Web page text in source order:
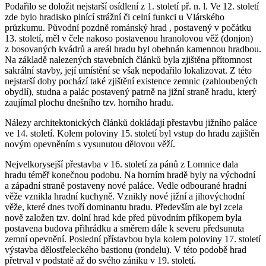
Podařilo se doložit nejstarší osídlení z 1. století př. n. l. Ve 12. století
zde bylo hradisko plnící strážní či celní funkci u Vlárského
průzkumu. Původní pozdně románský hrad , postavený v počátku
13. století, měl v čele nakoso postavenou hranolovou věž (donjon)
z bosovaných kvádrů a areál hradu byl obehnán kamennou hradbou.
Na základě nalezených stavebních článků byla zjištěna přítomnost
sakrální stavby, její umístění se však nepodařilo lokalizovat. Z této
nejstarší doby pochází také zjištění existence zemnic (zahloubených
obydlí), studna a palác postavený patrně na jižní straně hradu, který
zaujímal plochu dnešního tzv. horního hradu.
Nálezy architektonických článků dokládají přestavbu jižního paláce
ve 14. století. Kolem poloviny 15. století byl vstup do hradu zajištěn
novým opevněním s vysunutou dělovou věží.
Nejvelkorysejší přestavba v 16. století za pánů z Lomnice dala
hradu téměř konečnou podobu. Na horním hradě byly na východní
a západní straně postaveny nové paláce. Vedle odbourané hradní
věže vznikla hradní kuchyně. Vznikly nové jižní a jihovýchodní
věže, které dnes tvoří dominantu hradu. Především ale byl zcela
nově založen tzv. dolní hrad kde před původním příkopem byla
postavena budova přihrádku a směrem dále k severu předsunuta
zemní opevnění. Poslední přístavbou byla kolem poloviny 17. století
výstavba dělostřeleckého bastionu (rondelu). V této podobě hrad
přetrval v podstatě až do svého zániku v 19. století.